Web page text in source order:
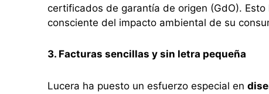
certificados de garantía de origen (GdO).
consciente del impacto ambiental de su
3. Facturas sencillas y sin letra pequeña
Lucera ha puesto un esfuerzo especial en